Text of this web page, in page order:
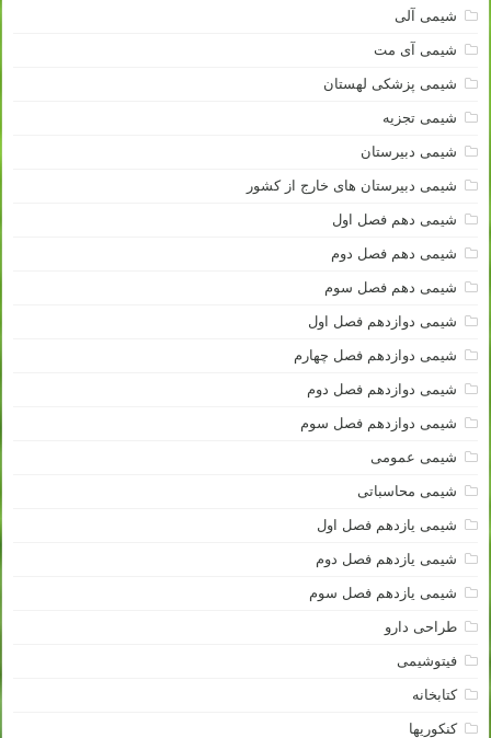
شیمی آلی
شیمی آی مت
شیمی پزشکی لهستان
شیمی تجزیه
شیمی دبیرستان
شیمی دبیرستان های خارج از کشور
شیمی دهم فصل اول
شیمی دهم فصل دوم
شیمی دهم فصل سوم
شیمی دوازدهم فصل اول
شیمی دوازدهم فصل چهارم
شیمی دوازدهم فصل دوم
شیمی دوازدهم فصل سوم
شیمی عمومی
شیمی محاسباتی
شیمی یازدهم فصل اول
شیمی یازدهم فصل دوم
شیمی یازدهم فصل سوم
طراحی دارو
فیتوشیمی
کتابخانه
کنکوریها